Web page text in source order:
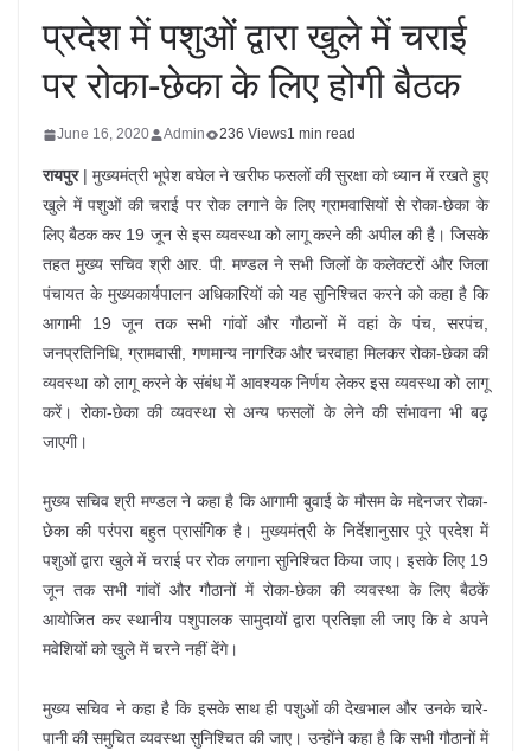
प्रदेश में पशुओं द्वारा खुले में चराई
पर रोका-छेका के लिए होगी बैठक
June 16, 2020 Admin 236 Views1 min read
रायपुर | मुख्यमंत्री भूपेश बघेल ने खरीफ फसलों की सुरक्षा को ध्यान में रखते हुए
खुले में पशुओं की चराई पर रोक लगाने के लिए ग्रामवासियों से रोका-छेका के
लिए बैठक कर 19 जून से इस व्यवस्था को लागू करने की अपील की है। जिसके
तहत मुख्य सचिव श्री आर. पी. मण्डल ने सभी जिलों के कलेक्टरों और जिला
पंचायत के मुख्यकार्यपालन अधिकारियों को यह सुनिश्चित करने को कहा है कि
आगामी 19 जून तक सभी गांवों और गौठानों में वहां के पंच, सरपंच,
जनप्रतिनिधि, ग्रामवासी, गणमान्य नागरिक और चरवाहा मिलकर रोका-छेका की
व्यवस्था को लागू करने के संबंध में आवश्यक निर्णय लेकर इस व्यवस्था को लागू
करें। रोका-छेका की व्यवस्था से अन्य फसलों के लेने की संभावना भी बढ़
जाएगी।
मुख्य सचिव श्री मण्डल ने कहा है कि आगामी बुवाई के मौसम के मद्देनजर रोका-
छेका की परंपरा बहुत प्रासंगिक है। मुख्यमंत्री के निर्देशानुसार पूरे प्रदेश में
पशुओं द्वारा खुले में चराई पर रोक लगाना सुनिश्चित किया जाए। इसके लिए 19
जून तक सभी गांवों और गौठानों में रोका-छेका की व्यवस्था के लिए बैठकें
आयोजित कर स्थानीय पशुपालक सामुदायों द्वारा प्रतिज्ञा ली जाए कि वे अपने
मवेशियों को खुले में चरने नहीं देंगे।
मुख्य सचिव ने कहा है कि इसके साथ ही पशुओं की देखभाल और उनके चारे-
पानी की समुचित व्यवस्था सुनिश्चित की जाए। उन्होंने कहा है कि सभी गौठानों में